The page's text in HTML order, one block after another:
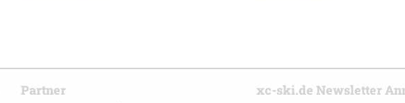
Partner xc-ski.de Newsletter